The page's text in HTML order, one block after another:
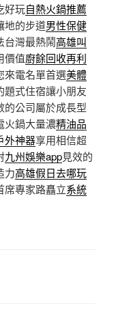
好玩自熱火鍋推薦
地的步道男性保健
台灣最熱鬧高雄叫
價值廚餘回收再利
來電名單首選美體
題式住宿讓小朋友
的公司屬於成長型
火鍋大量濃精油品
外神器享用相信超
九州娛樂app見效的
力高雄假日去哪玩
席專家路矗立系統